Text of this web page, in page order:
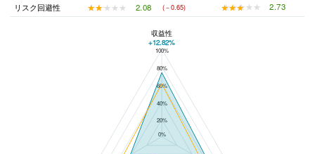
リスク回避性
★★★★★
★★★★★ 2.08 (－0.65) ★★★★★
★★★★★ 2.73
池上セントラルビルと池上駅の平均値の総合評価の比較
100%
80%
60%
40%
20%
0%
収益性
+12.82%